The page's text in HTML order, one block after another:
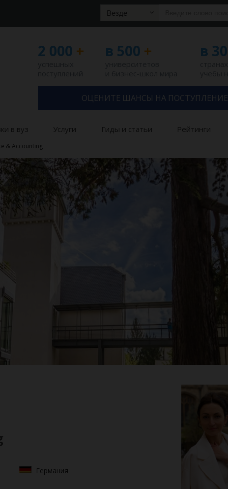
Везде
2 000 + в 500 + в 30
ОЦЕНИТЕ ШАНСЫ НА ПОСТУПЛЕНИЕ
в вуз Услуги Гиды и статьи Рейтинги
& Accounting
Германия